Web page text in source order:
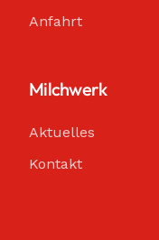
Anfahrt
Milchwerk
Aktuelles
Kontakt